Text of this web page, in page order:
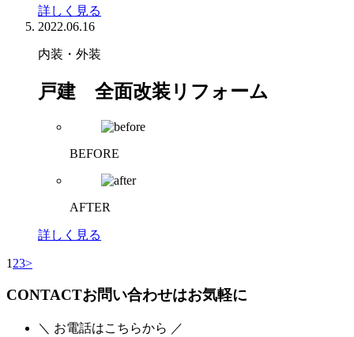
詳しく見る
2022.06.16
内装・外装
戸建 全面改装リフォーム
BEFORE
AFTER
詳しく見る
1 23>
CONTACTお問い合わせはお気軽に
＼ お電話はこちらから ／